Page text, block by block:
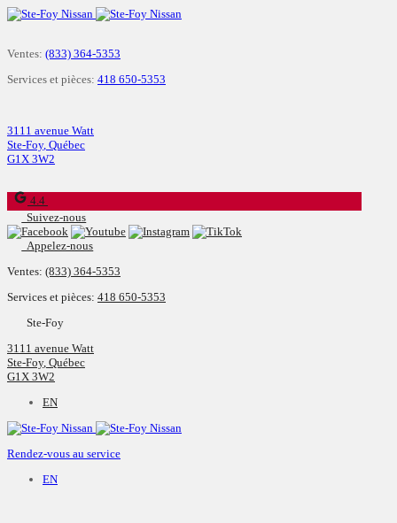
Ventes: (833) 364-5353
Services et pièces: 418 650-5353
3111 avenue Watt
Ste-Foy, Québec
G1X 3W2
4.4
Suivez-nous
Appelez-nous
Ventes: (833) 364-5353
Services et pièces: 418 650-5353
Ste-Foy
3111 avenue Watt
Ste-Foy, Québec
G1X 3W2
EN
Rendez-vous au service
EN